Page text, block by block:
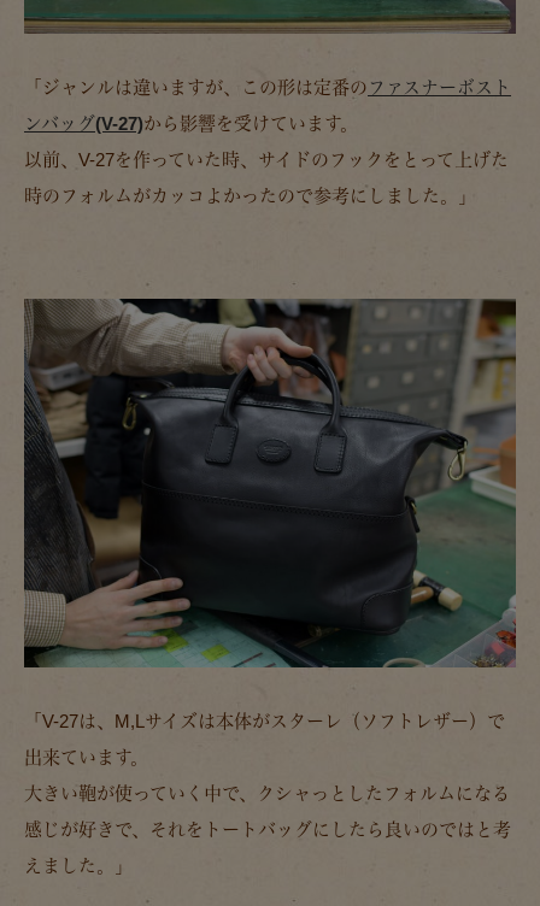
「ジャンルは違いますが、この形は定番の ファスナーボスト
ンバッグ(V-27)から影響を受けています。
以前、V-27を作っていた時、サイドのフックをとって上げた
時のフォルムがカッコよかったので参考にしました。」
「V-27は、M,Lサイズは本体がスターレ（ソフトレザー）で
出来ています。
大きい鞄が使っていく中で、クシャっとしたフォルムになる
感じが好きで、それをトートバッグにしたら良いのではと考
えました。」